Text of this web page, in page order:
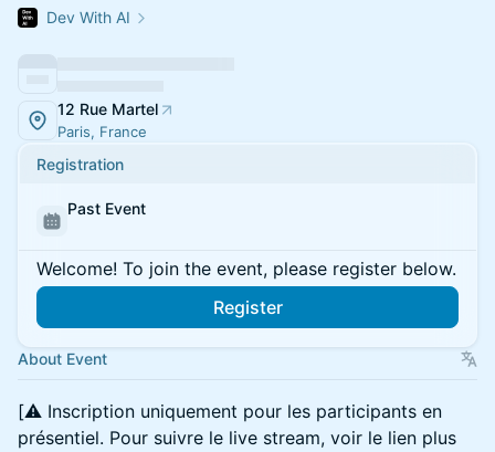
Dev With AI
12 Rue Martel
Paris, France
Registration
Past Event
Welcome! To join the event, please register below.
Register
About Event
[⚠️ Inscription uniquement pour les participants en
présentiel. Pour suivre le live stream, voir le lien plus